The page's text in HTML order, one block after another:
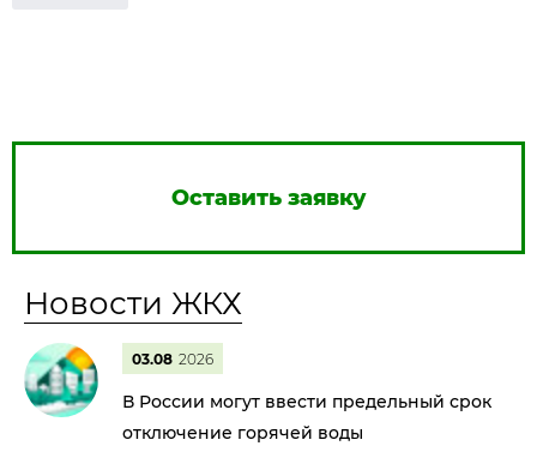
Оставить заявку
Новости ЖКХ
03.08 2026
В России могут ввести предельный срок
отключение горячей воды